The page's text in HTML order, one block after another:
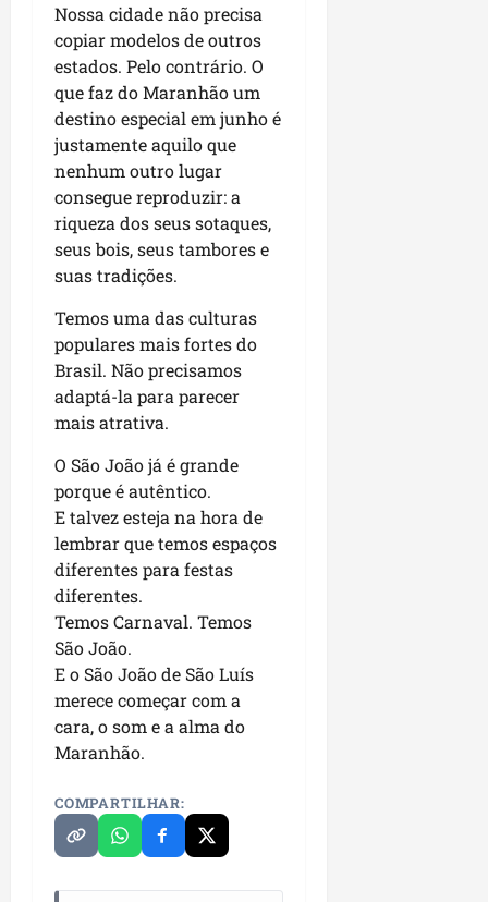
Nossa cidade não precisa
copiar modelos de outros
estados. Pelo contrário. O
que faz do Maranhão um
destino especial em junho é
justamente aquilo que
nenhum outro lugar
consegue reproduzir: a
riqueza dos seus sotaques,
seus bois, seus tambores e
suas tradições.
Temos uma das culturas
populares mais fortes do
Brasil. Não precisamos
adaptá-la para parecer
mais atrativa.
O São João já é grande
porque é autêntico.
E talvez esteja na hora de
lembrar que temos espaços
diferentes para festas
diferentes.
Temos Carnaval. Temos
São João.
E o São João de São Luís
merece começar com a
cara, o som e a alma do
Maranhão.
COMPARTILHAR: